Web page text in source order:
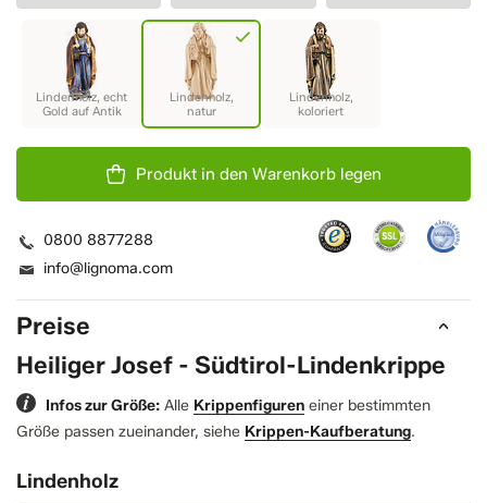
Preise
Heiliger Josef - Südtirol-Lindenkrippe
Infos zur Größe: Alle Krippenfiguren einer bestimmten
Größe passen zueinander, siehe Krippen-Kaufberatung.
Lindenholz
Produkt in den Warenkorb legen
0800 8877288
info@lignoma.com